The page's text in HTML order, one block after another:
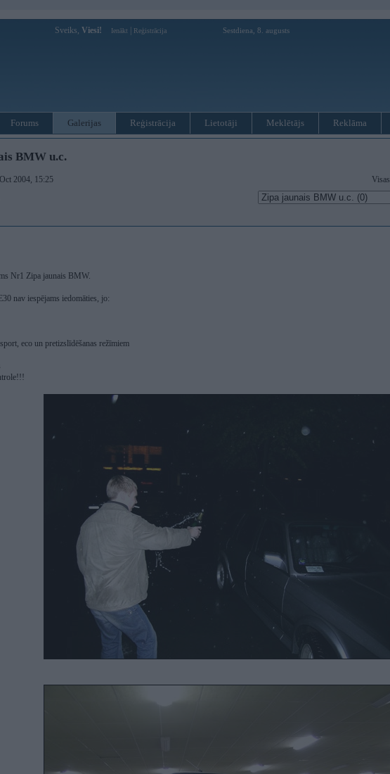
Sveiks, Viesi! Ienākt Reģistrācija Sestdiena, 8. augusts
Forums Galerijas Reģistrācija Lietotāji Meklētājs Reklāma
BMW u.c.
2004, 15:25
Visas
Nr1 Zipa jaunais BMW.
nav iespējams iedomāties, jo:
eco un pretizslīdēšanas režīmiem